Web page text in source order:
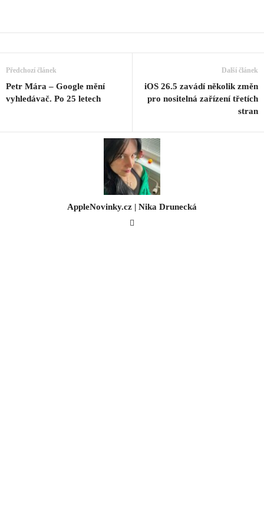
Předchozí článek
Petr Mára – Google mění
vyhledávač. Po 25 letech
Další článek
iOS 26.5 zavádí několik změn
pro nositelná zařízení třetích
stran
AppleNovinky.cz | Nika Drunecká